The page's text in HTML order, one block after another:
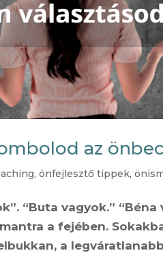
az
,önfejlesztő tippek,
“Buta vagyok.”
a fejében.
a